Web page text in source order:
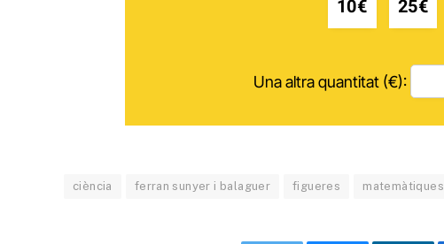
10€ 25€
Una altra quantitat (€):
ciència ferran sunyer i balaguer figueres matemàtiques